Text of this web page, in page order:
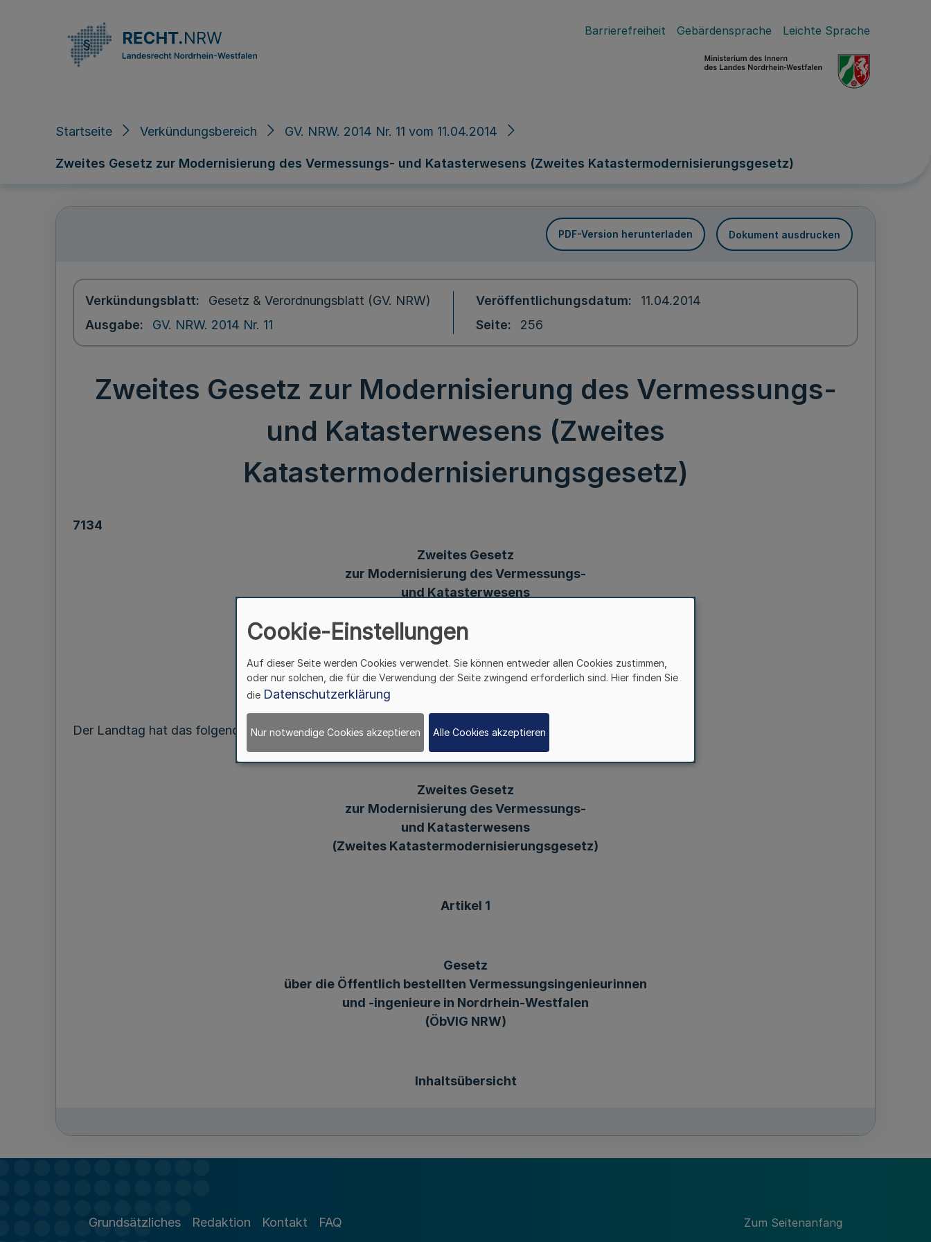
Barrierefreiheit Gebärdensprache Leichte Sprache
Startseite Verkündungsbereich GV. NRW. 2014 Nr. 11 vom 11.04.2014
Zweites Gesetz zur Modernisierung des Vermessungs- und Katasterwesens (Zweites Katastermodernisierungsgesetz)
PDF-Version herunterladen Dokument ausdrucken
Verkündungsblatt
Gesetz & Verordnungsblatt (GV. NRW)
Ausgabe
GV. NRW. 2014 Nr. 11
Veröffentlichungsdatum
11.04.2014
Seite
256
Zweites Gesetz zur Modernisierung des Vermessungs-
und Katasterwesens (Zweites
Katastermodernisierungsgesetz)
7134
Zweites Gesetz
zur Modernisierung des Vermessungs-
und Katasterwesens
Vom 1. April 2014
Der Landtag hat das folgende Gesetz beschlossen, das hiermit verkündet wird:
Zweites Gesetz
zur Modernisierung des Vermessungs-
und Katasterwesens
(Zweites Katastermodernisierungsgesetz)
Artikel 1
Gesetz
über die Öffentlich bestellten Vermessungsingenieurinnen
und -ingenieure in Nordrhein-Westfalen
(ÖbVIG NRW)
Inhaltsübersicht
Teil 1
Grundsätze
§ 2 Weitere Tätigkeiten
Grundsätzliches Redaktion Kontakt FAQ Zum Seitenanfang
Cookie-Einstellungen
Auf dieser Seite werden Cookies verwendet. Sie können entweder allen Cookies zustimmen,
oder nur solchen, die für die Verwendung der Seite zwingend erforderlich sind. Hier finden Sie
die Datenschutzerklärung
Nur notwendige Cookies akzeptieren Alle Cookies akzeptieren